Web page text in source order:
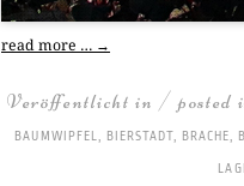
read more … →
Veröffentlicht in / posted
BAUMWIPFEL, BIERSTADT, BRACHE,